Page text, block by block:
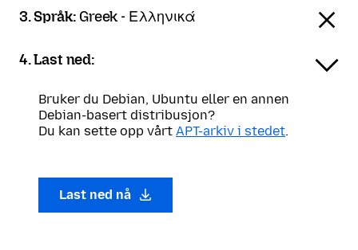
3. Språk: Greek - Ελληνικά
4. Last ned:
Bruker du Debian, Ubuntu eller en annen
Debian-basert distribusjon?
Du kan sette opp vårt APT-arkiv i stedet.
Last ned nå